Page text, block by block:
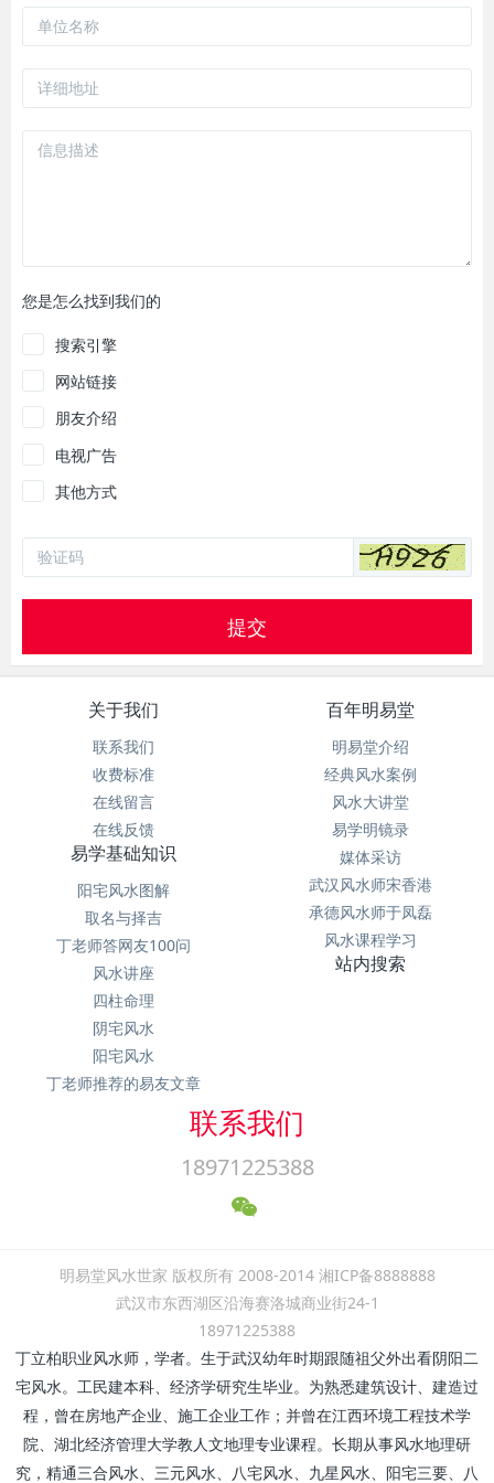
您是怎么找到我们的
搜索引擎
网站链接
朋友介绍
电视广告
其他方式
提交
关于我们
联系我们
收费标准
在线留言
在线反馈
百年明易堂
明易堂介绍
经典风水案例
风水大讲堂
易学明镜录
媒体采访
武汉风水师宋香港
承德风水师于凤磊
风水课程学习
易学基础知识
阳宅风水图解
取名与择吉
丁老师答网友100问
风水讲座
四柱命理
阴宅风水
阳宅风水
丁老师推荐的易友文章
站内搜索
联系我们
18971225388
明易堂风水世家 版权所有 2008-2014 湘ICP备8888888
武汉市东西湖区沿海赛洛城商业街24-1
18971225388
丁立柏职业风水师，学者。生于武汉幼年时期跟随祖父外出看阴阳二
宅风水。工民建本科、经济学研究生毕业。为熟悉建筑设计、建造过
程，曾在房地产企业、施工企业工作；并曾在江西环境工程技术学
院、湖北经济管理大学教人文地理专业课程。长期从事风水地理研
究，精通三合风水、三元风水、八宅风水、九星风水、阳宅三要、八